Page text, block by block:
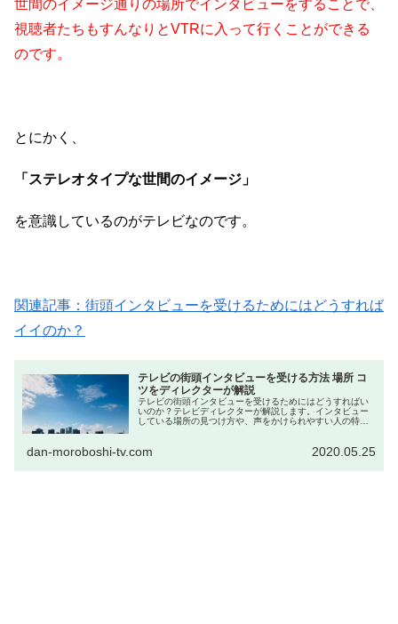
世間のイメージ通りの場所でインタビューをすることで、
視聴者たちもすんなりとVTRに入って行くことができる
のです。
とにかく、
「ステレオタイプな世間のイメージ」
を意識しているのがテレビなのです。
関連記事：街頭インタビューを受けるためにはどうすれば
イイのか？
テレビの街頭インタビューを受ける方法 場所 コ
ツをディレクターが解説
テレビの街頭インタビューを受けるためにはどうすればい
いのか？テレビディレクターが解説します。インタビュー
している場所の見つけ方や、声をかけられやすい人の特
dan-moroboshi-tv.com 2020.05.25